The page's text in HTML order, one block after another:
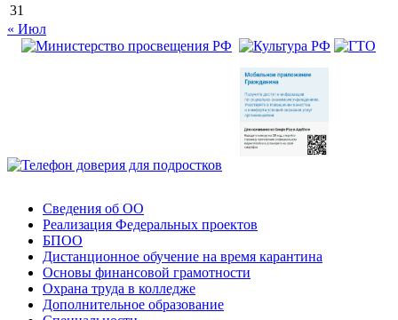
31
« Июл
Сведения об ОО
Реализация Федеральных проектов
БПОО
Дистанционное обучение на время карантина
Основы финансовой грамотности
Охрана труда в колледже
Дополнительное образование